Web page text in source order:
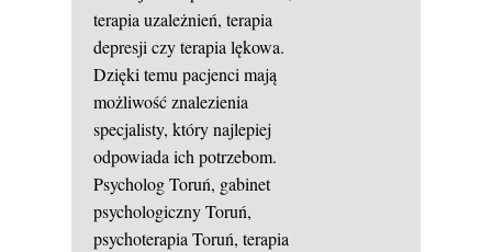
terapia uzależnień, terapia
depresji czy terapia lękowa.
Dzięki temu pacjenci mają
możliwość znalezienia
specjalisty, który najlepiej
odpowiada ich potrzebom.
Psycholog Toruń, gabinet
psychologiczny Toruń,
psychoterapia Toruń, terapia